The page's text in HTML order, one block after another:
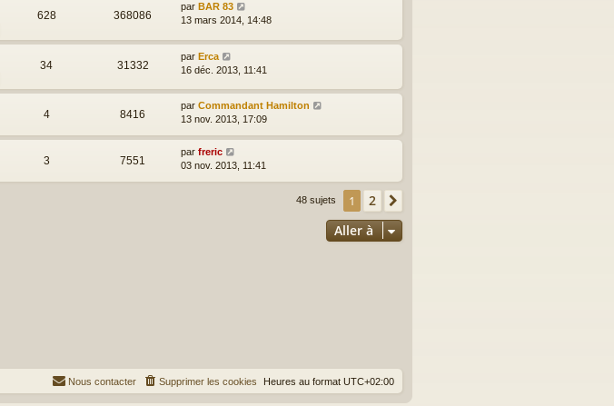
628 368086
par BAR 83
13 mars 2014, 14:48
34 31332
par Erca
16 déc. 2013, 11:41
4 8416
par Commandant Hamilton
13 nov. 2013, 17:09
3 7551
par freric
03 nov. 2013, 11:41
48 sujets 1 2
Aller à
Heures au format UTC+02:00
Supprimer les cookies
Nous contacter